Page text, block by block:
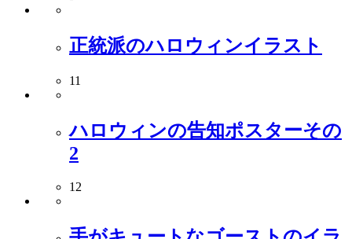
正統派のハロウィンイラスト
11
ハロウィンの告知ポスターその
2
12